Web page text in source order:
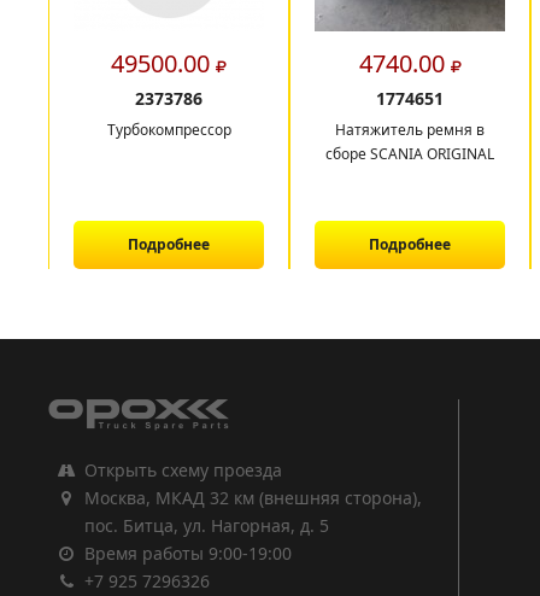
49500.00
2373786
Турбокомпрессор
Подробнее
4740.00
1774651
Натяжитель ремня в
сборе SCANIA ORIGINAL
Подробнее
Открыть схему проезда
Москва, МКАД 32 км (внешняя сторона),
пос. Битца, ул. Нагорная, д. 5
Время работы 9:00-19:00
+7 925 7296326